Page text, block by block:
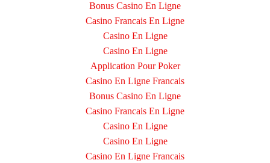
Bonus Casino En Ligne
Casino Francais En Ligne
Casino En Ligne
Casino En Ligne
Application Pour Poker
Casino En Ligne Francais
Bonus Casino En Ligne
Casino Francais En Ligne
Casino En Ligne
Casino En Ligne
Casino En Ligne Francais